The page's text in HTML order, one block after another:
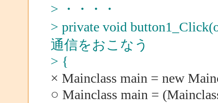
> ・・・・
> private void
通信をおこなう
> {
× Mainclass main = new
○ Mainclass main =